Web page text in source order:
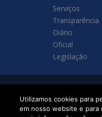
Serviços
Transparência
Diário
Oficial
Legislação
SETDIG | Secretaria-
Executiva de
Utilizamos cookies para
em nosso website e para